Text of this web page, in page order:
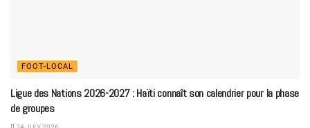
FOOT-LOCAL
Ligue des Nations 2026-2027 : Haïti connaît son calendrier pour la phase
de groupes